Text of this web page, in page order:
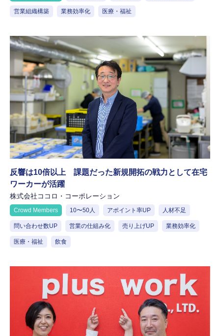
営業組織構築 業務効率化 医療・福祉
反響は10倍以上 課題だった新規開拓の戦力として在宅
ワーカーが活躍
株式会社ココロ・コーポレーション
Crowd Members 10〜50人 アポイント率UP 人材不足
問い合わせ数UP 営業の仕組み化 売り上げUP 業務効率化
医療・福祉 飲食